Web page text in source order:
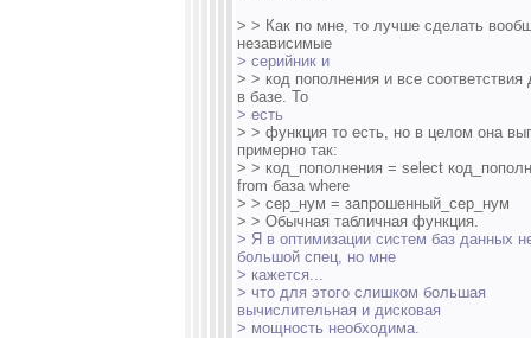
> > Как по мне, то лучше сделать
независимые
> серийник и
> > код пополнения и все соответствия
в базе. То
> есть
> > функция то есть, но в целом она
примерно так:
> > код_пополнения = select
from база where
> > сер_нум = запрошенный_сер_нум
> > Обычная табличная функция.
> Я в оптимизации систем баз данных
большой спец, но мне
> кажется...
> что для этого слишком большая
вычислительная и дисковая
> мощность необходима.